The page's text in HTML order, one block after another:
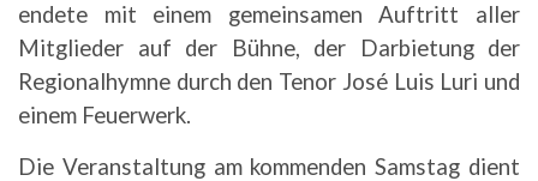
endete mit einem gemeinsamen Auftritt aller
Mitglieder auf der Bühne, der Darbietung der
Regionalhymne durch den Tenor José Luis Luri und
einem Feuerwerk.
Die Veranstaltung am kommenden Samstag dient